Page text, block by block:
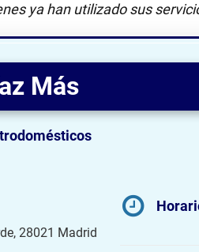
ya han utilizado sus
Más
28021 Madrid